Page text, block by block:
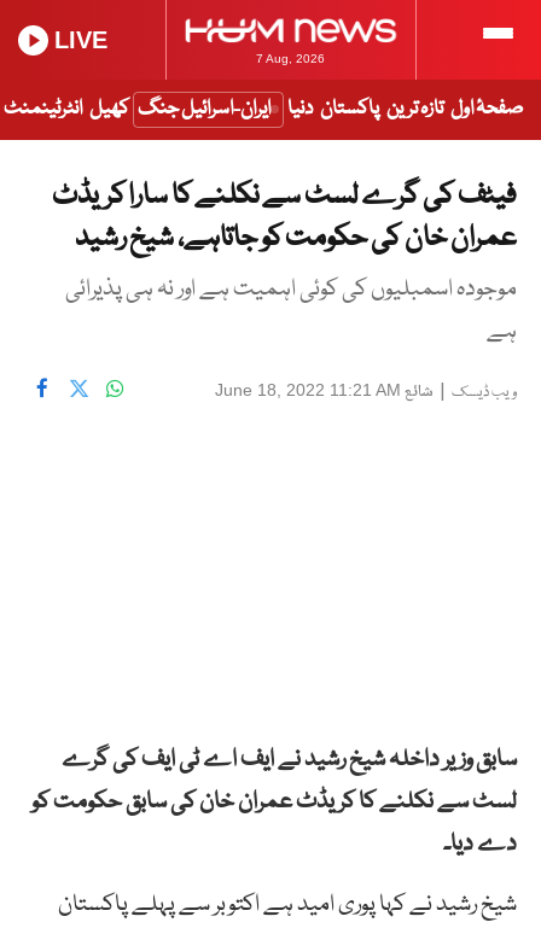
7 Aug, 2026
LIVE
صفحۂ اول تازہ ترین پاکستان دنیا ایران-اسرائیل جنگ کھیل انٹرٹینمنٹ
فیٹف کی گرے لسٹ سے نکلنے کا سارا کریڈٹ
عمران خان کی حکومت کو جاتاہے، شیخ رشید
موجودہ اسمبلیوں کی کوئی اہمیت ہے اور نہ ہی پذیرائی
ہے
ویب ڈیسک | شائع June 18, 2022 11:21 AM
سابق وزیر داخلہ شیخ رشید نے ایف اے ٹی ایف کی گرے
لسٹ سے نکلنے کا کریڈٹ عمران خان کی سابق حکومت کو
دے دیا۔
شیخ رشید نے کہا پوری امید ہے اکتوبر سے پہلے پاکستان